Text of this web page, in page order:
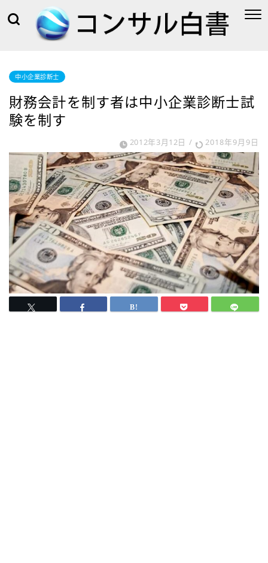
中小企業診断士
財務会計を制す者は中小企業診断士試
験を制す
2012年3月12日 / 2018年9月9日